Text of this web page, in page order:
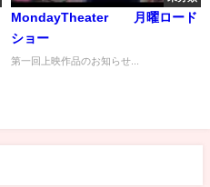
MondayTheater 月曜ロード
ショー
第一回上映作品のお知らせ...